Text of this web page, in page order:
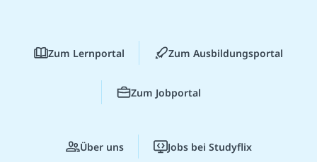
Zum Lernportal Zum Ausbildungsportal
Zum Jobportal
Über uns Jobs bei Studyflix